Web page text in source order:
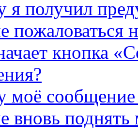
я получил
пожаловаться
кнопка
моё сообщение
вновь